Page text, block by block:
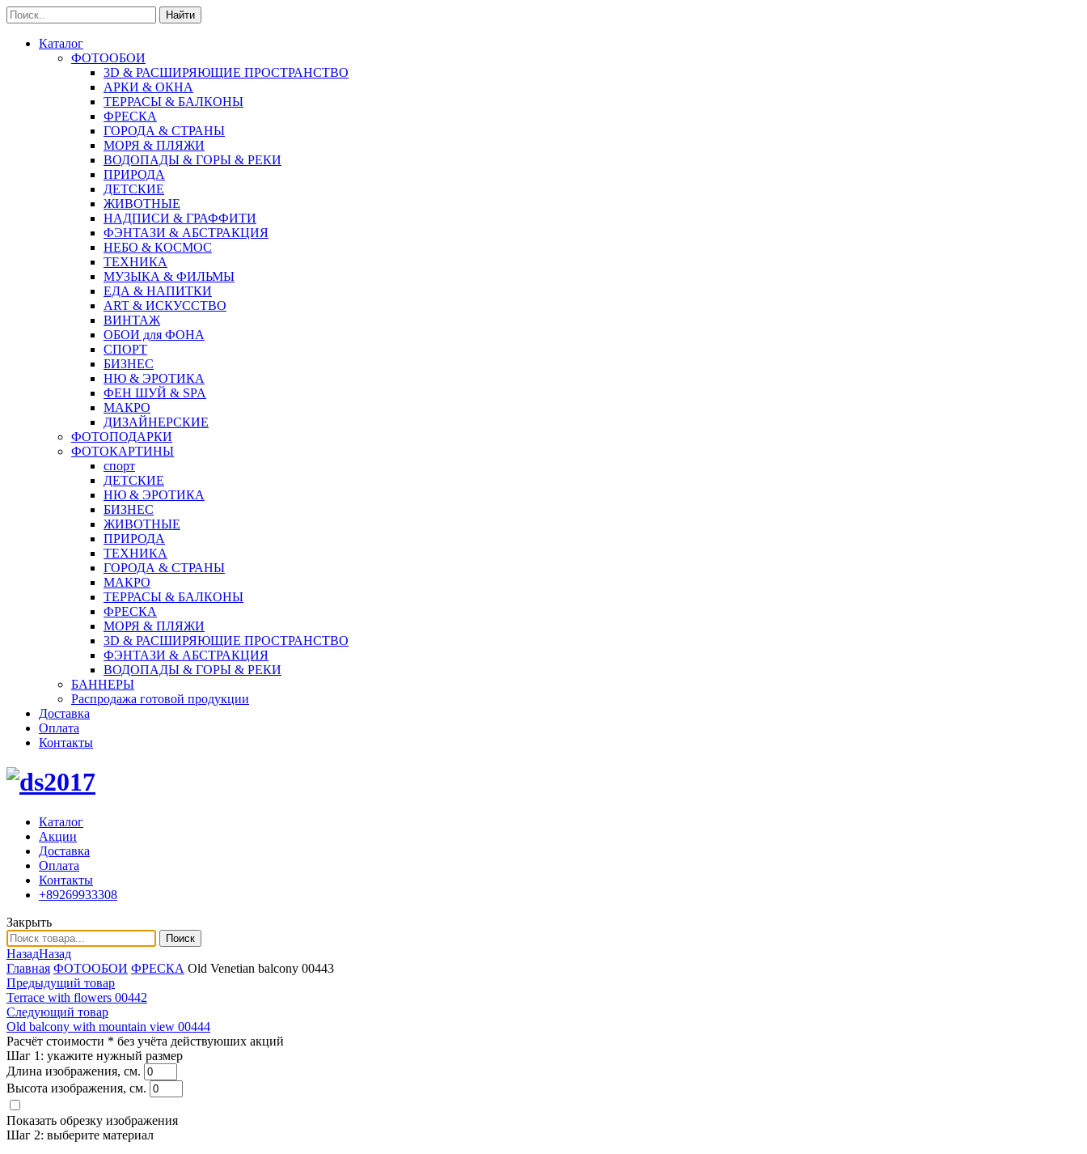
Найти
Каталог
ФОТООБОИ
3D & РАСШИРЯЮЩИЕ ПРОСТРАНСТВО
АРКИ & ОКНА
ТЕРРАСЫ & БАЛКОНЫ
ФРЕСКА
ГОРОДА & СТРАНЫ
МОРЯ & ПЛЯЖИ
ВОДОПАДЫ & ГОРЫ & РЕКИ
ПРИРОДА
ДЕТСКИЕ
ЖИВОТНЫЕ
НАДПИСИ & ГРАФФИТИ
ФЭНТАЗИ & АБСТРАКЦИЯ
НЕБО & КОСМОС
ТЕХНИКА
МУЗЫКА & ФИЛЬМЫ
ЕДА & НАПИТКИ
ART & ИСКУССТВО
ВИНТАЖ
ОБОИ для ФОНА
СПОРТ
БИЗНЕС
НЮ & ЭРОТИКА
ФЕН ШУЙ & SPA
МАКРО
ДИЗАЙНЕРСКИЕ
ФОТОПОДАРКИ
ФОТОКАРТИНЫ
спорт
ДЕТСКИЕ
НЮ & ЭРОТИКА
БИЗНЕС
ЖИВОТНЫЕ
ПРИРОДА
ТЕХНИКА
ГОРОДА & СТРАНЫ
МАКРО
ТЕРРАСЫ & БАЛКОНЫ
ФРЕСКА
МОРЯ & ПЛЯЖИ
3D & РАСШИРЯЮЩИЕ ПРОСТРАНСТВО
ФЭНТАЗИ & АБСТРАКЦИЯ
ВОДОПАДЫ & ГОРЫ & РЕКИ
БАННЕРЫ
Распродажа готовой продукции
Доставка
Оплата
Контакты
Каталог
Акции
Доставка
Оплата
Контакты
+89269933308
Закрыть
Поиск
НазадНазад
Главная ФОТООБОИ ФРЕСКА Old Venetian balcony 00443
Предыдущий товар
Terrace with flowers 00442
Следующий товар
Old balcony with mountain view 00444
Расчёт стоимости * без учёта действуюших акций
Шаг 1: укажите нужный размер
Длина изображения, см.
Высота изображения, см.
Показать обрезку изображения
Шаг 2: выберите материал